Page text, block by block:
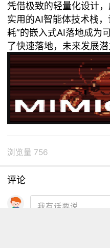
凭借极致的轻量化设计
实用的AI智能体技术栈
耗”的嵌入式AI落地成为
了快速落地，未来发展潜
浏览量 756
评论